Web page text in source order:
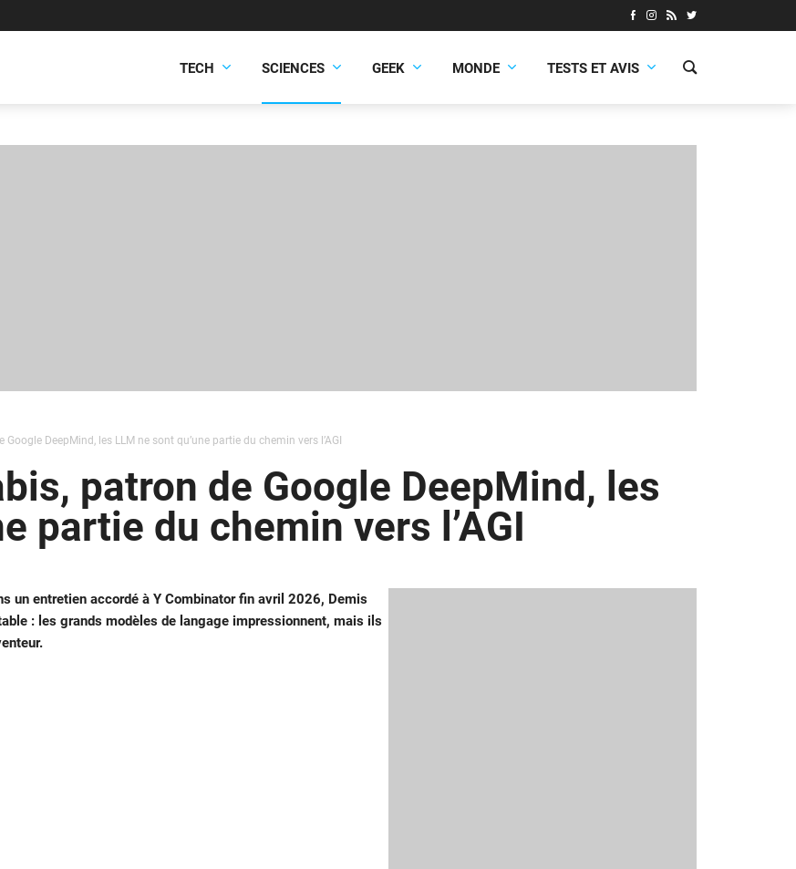
TECH SCIENCES GEEK MONDE TESTS ET AVIS
DeepMind, les LLM ne sont qu’une partie du chemin vers l’AGI
patron de Google DeepMind, les
partie du chemin vers l’AGI
un entretien accordé à Y Combinator fin avril 2026, Demis
: les grands modèles de langage impressionnent, mais ils